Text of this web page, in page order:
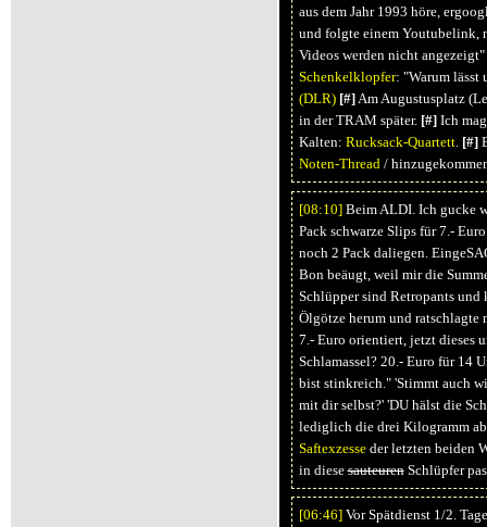
aus dem Jahr 1993 höre,
und folgte einem Youtubelink,
Videos werden nicht
Schenkelklopfer: "Warum lässt
(DLR) [#]Am Augustusplatz
in der TRAM später. [#]Ich mag
Kalten: Rucksack-Quartett. [#]
Noten-Thread/
[08:10]Beim ALDI. Ich gucke
Pack schwarze Slips für 7.-
noch 2 Pack daliegen.
Bon beäugt, weil mir die
Schlüpper sind Retropants und
Ölgötze herum und ratschlagte
7.- Euro orientiert, jetzt dieses
Schlamassel? 20.- Euro für 14
bist stinkreich." 'Stimmt auch
mit dir selbst?' 'DU hälst die
lediglich die drei Kilogramm
Saftexzesseder letzten beiden
in diesesauteurenSchlüpfer
[06:46]Vor Spätdienst 1/2.